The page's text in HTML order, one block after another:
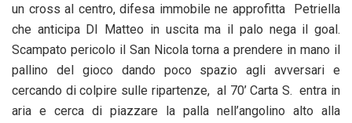
un cross al centro, difesa immobile ne approfitta Petriella
che anticipa DI Matteo in uscita ma il palo nega il goal.
Scampato pericolo il San Nicola torna a prendere in mano il
pallino del gioco dando poco spazio agli avversari e
cercando di colpire sulle ripartenze, al 70’ Carta S. entra in
aria e cerca di piazzare la palla nell’angolino alto alla